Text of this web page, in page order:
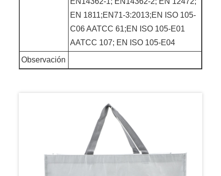
EN 1811;EN71-3:2013;EN ISO 105-
C06 AATCC 61;EN ISO 105-E01
AATCC 107; EN ISO 105-E04
Observación